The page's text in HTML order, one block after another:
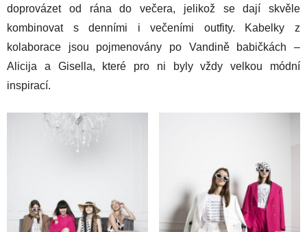
doprovázet od rána do večera, jelikož se dají skvěle
kombinovat s denními i večeními outfity. Kabelky z
kolaborace jsou pojmenovány po Vandině babičkách –
Alicija a Gisella, které pro ni byly vždy velkou módní
inspirací.